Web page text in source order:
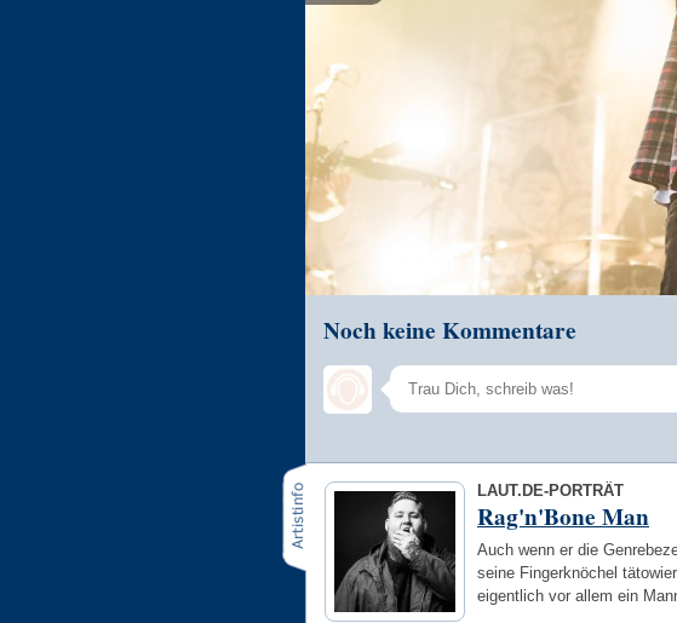
Noch keine Kommentare
LAUT.DE-PORTRÄT
Rag'n'Bone Man
Auch wenn er die
seine Fingerknöchel
eigentlich vor allem ein